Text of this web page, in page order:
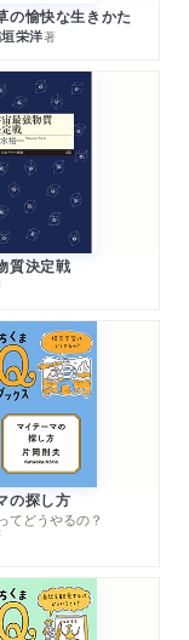
の愉快な生きかた
栄洋著
質決定戦
の探し方
てどうやるの？